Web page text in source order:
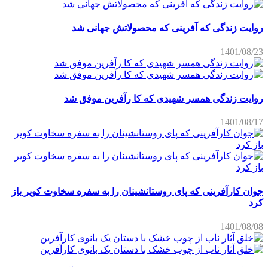
روایت زندگی که آفرینی که محصولاتش جهانی شد
1401/08/23
روایت زندگی همسر شهیدی که کا رآفرین موفق شد
1401/08/17
جوان کارآفرینی که پای روستانشینان را به سفره سخاوت کویر باز
کرد
1401/08/08